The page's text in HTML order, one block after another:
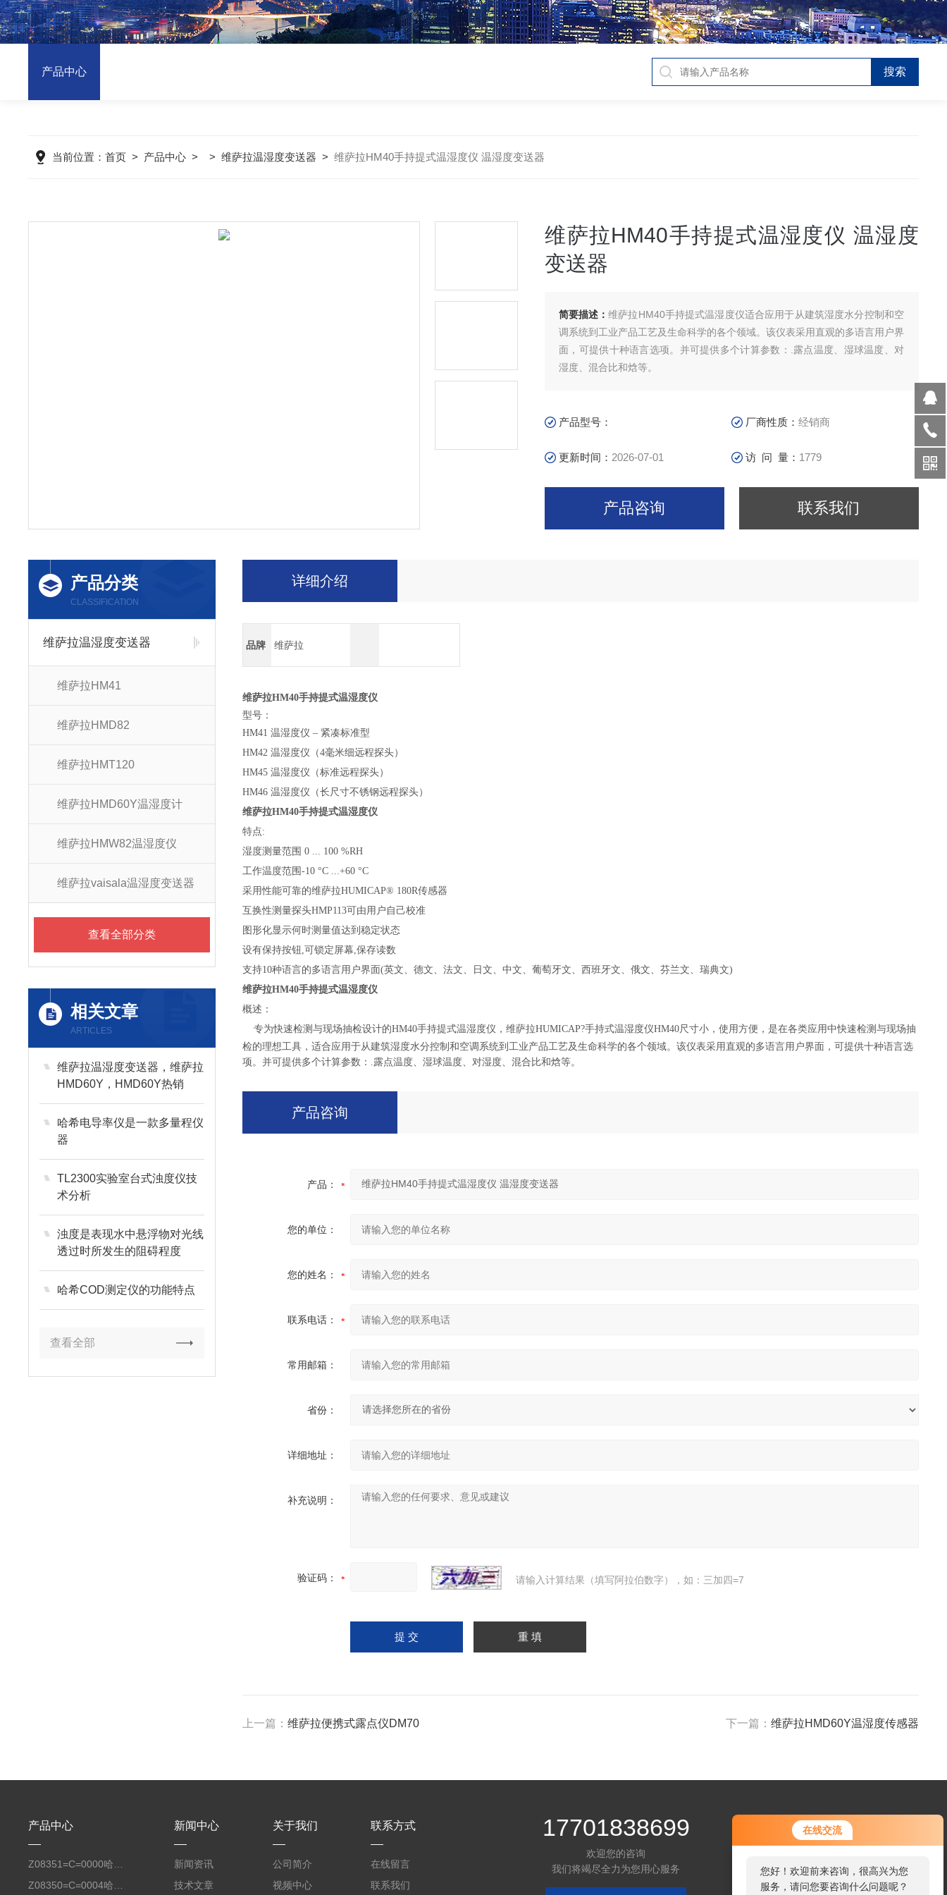
在线交流
您好！欢迎前来咨询，很高兴为您
服务，请问您要咨询什么问题呢？
您好，看您停留很久了，是否找到
了需求产品，您可以直接在线与我
产品中心
当前位置：首页 > 产品中心 > >维萨拉温湿度变送器 >维萨拉HM40手持提式温湿度仪 温湿度变送器
维萨拉HM40手持提式温湿度仪 温湿度
变送器
简要描述：维萨拉HM40手持提式温湿度仪适合应用于从建筑湿度水分控制和空
调系统到工业产品工艺及生命科学的各个领域。该仪表采用直观的多语言用户界
面，可提供十种语言选项。并可提供多个计算参数：.露点温度、湿球温度、对
湿度、混合比和焓等。
产品型号： 厂商性质：经销商
更新时间： 2026-07-01 访 问 量： 1779
产品咨询 联系我们
产品分类
CLASSIFICATION
维萨拉温湿度变送器
维萨拉HM41
维萨拉HMD82
维萨拉HMT120
维萨拉HMD60Y温湿度计
维萨拉HMW82温湿度仪
维萨拉vaisala温湿度变送器
查看全部分类
相关文章
ARTICLES
维萨拉温湿度变送器，维萨拉
HMD60Y，HMD60Y热销
哈希电导率仪是一款多量程仪
器
TL2300实验室台式浊度仪技
术分析
浊度是表现水中悬浮物对光线
透过时所发生的阻碍程度
哈希COD测定仪的功能特点
查看全部
详细介绍
品牌 维萨拉
维萨拉HM40手持提式温湿度仪
型号：
HM41 温湿度仪 – 紧凑标准型
HM42 温湿度仪（4毫米细远程探头）
HM45 温湿度仪（标准远程探头）
HM46 温湿度仪（长尺寸不锈钢远程探头）
维萨拉HM40手持提式温湿度仪
特点:
湿度测量范围 0 ... 100 %RH
工作温度范围-10 °C ...+60 °C
采用性能可靠的维萨拉HUMICAP® 180R传感器
互换性测量探头HMP113可由用户自己校准
图形化显示何时测量值达到稳定状态
设有保持按钮,可锁定屏幕,保存读数
支持10种语言的多语言用户界面(英文、德文、法文、日文、中文、葡萄牙文、西班牙文、俄文、芬兰文、瑞典文)
维萨拉HM40手持提式温湿度仪
概述：
专为快速检测与现场抽检设计的HM40手持提式温湿度仪， 维萨拉HUMICAP?手持式温湿度仪HM40尺寸小，使用方便，是在各类应用中快速检测与现场抽
检的理想工具，适合应用于从建筑湿度水分控制和空调系统到工业产品工艺及生命科学的各个领域。该仪表采用直观的多语言用户界面，可提供十种语言选
项。并可提供多个计算参数：.露点温度、湿球温度、对湿度、混合比和焓等。
产品咨询
产品：
您的单位：
您的姓名：
联系电话：
常用邮箱：
省份：
详细地址：
补充说明：
验证码： 请输入计算结果（填写阿拉伯数字），如：三加四=7
上一篇： 维萨拉便携式露点仪DM70 下一篇： 维萨拉HMD60Y温湿度传感器
产品中心 新闻中心
新闻资讯
技术文章
关于我们
公司简介
视频中心
联系方式
在线留言
联系我们
17701838699
欢迎您的咨询
我们将竭尽全力为您用心服务